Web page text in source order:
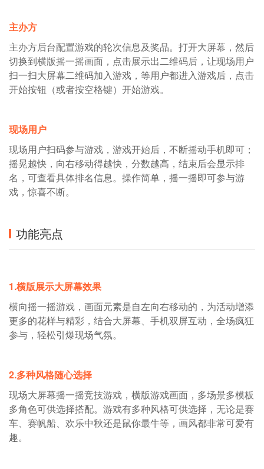
主办方
主办方后台配置游戏的轮次信息及奖品。打开大屏幕，然后
切换到横版摇一摇画面，点击展示出二维码后，让现场用户
扫一扫大屏幕二维码加入游戏，等用户都进入游戏后，点击
开始按钮（或者按空格键）开始游戏。
现场用户
现场用户扫码参与游戏，游戏开始后，不断摇动手机即可；
摇晃越快，向右移动得越快，分数越高，结束后会显示排
名，可查看具体排名信息。操作简单，摇一摇即可参与游
戏，惊喜不断。
功能亮点
1.横版展示大屏幕效果
横向摇一摇游戏，画面元素是自左向右移动的，为活动增添
更多的花样与精彩，结合大屏幕、手机双屏互动，全场疯狂
参与，轻松引爆现场气氛。
2.多种风格随心选择
现场大屏幕摇一摇竞技游戏，横版游戏画面，多场景多模板
多角色可供选择搭配。游戏有多种风格可供选择，无论是赛
车、赛帆船、欢乐中秋还是鼠你最牛等，画风都非常可爱有
趣。